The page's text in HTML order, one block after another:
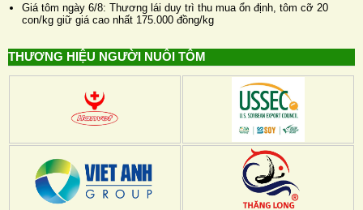
Giá tôm ngày 6/8: Thương lái duy trì thu mua ổn định, tôm cỡ 20
con/kg giữ giá cao nhất 175.000 đồng/kg
THƯƠNG HIỆU NGƯỜI NUÔI TÔM